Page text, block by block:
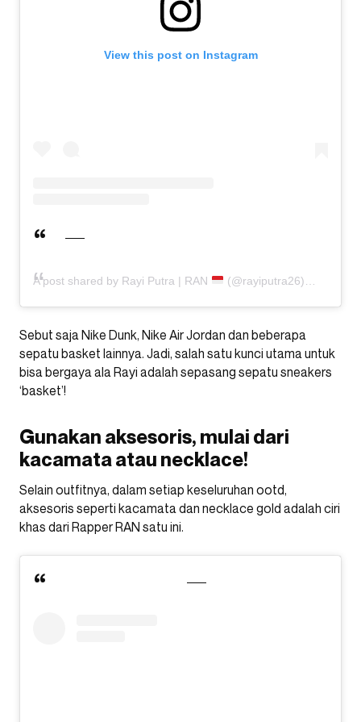
View this post on Instagram
A post shared by Rayi Putra | RAN (@rayiputra26)
Sebut saja Nike Dunk, Nike Air Jordan dan beberapa
sepatu basket lainnya. Jadi, salah satu kunci utama untuk
bisa bergaya ala Rayi adalah sepasang sepatu sneakers
‘basket’!
Gunakan aksesoris, mulai dari
kacamata atau necklace!
Selain outfitnya, dalam setiap keseluruhan ootd,
aksesoris seperti kacamata dan necklace gold adalah ciri
khas dari Rapper RAN satu ini.